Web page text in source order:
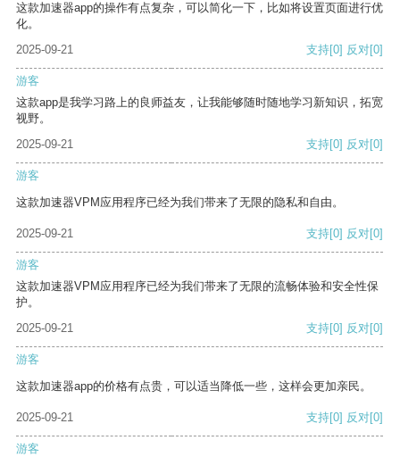
这款加速器app的操作有点复杂，可以简化一下，比如将设置页面进行优
化。
2025-09-21
支持[0] 反对[0]
游客
这款app是我学习路上的良师益友，让我能够随时随地学习新知识，拓宽
视野。
2025-09-21
支持[0] 反对[0]
游客
这款加速器VPM应用程序已经为我们带来了无限的隐私和自由。
2025-09-21 支持[0] 反对[0]
游客
这款加速器VPM应用程序已经为我们带来了无限的流畅体验和安全性保
护。
2025-09-21
支持[0] 反对[0]
游客
这款加速器app的价格有点贵，可以适当降低一些，这样会更加亲民。
2025-09-21 支持[0] 反对[0]
游客